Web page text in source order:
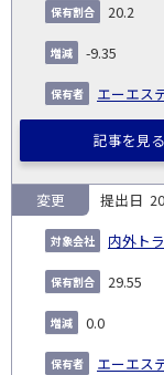
20.2
-9.35
エーエス
記事を見る
内外ト
変更
29.55
0.0
エーエス